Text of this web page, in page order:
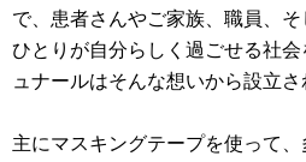
で、患者さんやご家族、職員、
ひとりが自分らしく過ごせる社会
ュナールはそんな想いから設立さ
主にマスキングテープを使って